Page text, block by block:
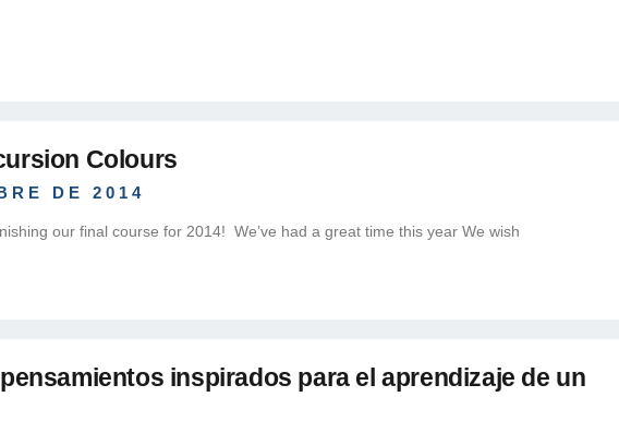
Colours
DE 2014
our final course for 2014! We’ve had a great time this year We wish
inspirados para el aprendizaje de un